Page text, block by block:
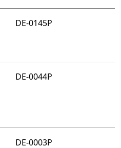
DE-0145P
DE-0044P
DE-0003P